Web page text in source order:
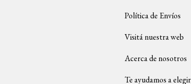
Política de Envíos
Visitá nuestra web
Acerca de nosotros
Te ayudamos a elegir